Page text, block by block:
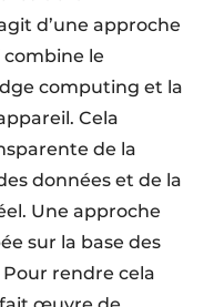
d’une approche
le
computing et la
Cela
de la
données et de la
Une approche
sur la base des
rendre cela